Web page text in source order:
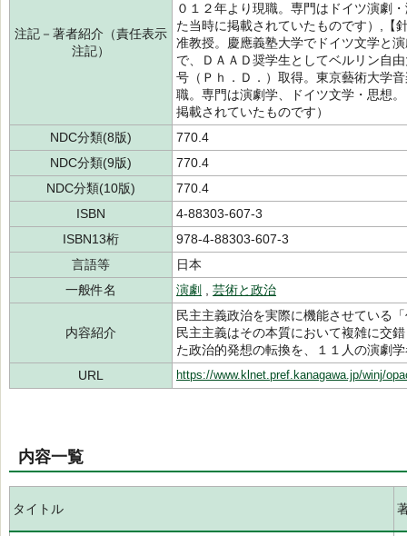
注記－著者紹介（責任表示
注記）
０１２年より現職。専門はドイツ演劇
た当時に掲載されていたものです）,【
准教授。慶應義塾大学でドイツ文学と
で、ＤＡＡＤ奨学生としてベルリン自
号（Ｐｈ．Ｄ．）取得。東京藝術大学
職。専門は演劇学、ドイツ文学・思想
掲載されていたものです）
NDC分類(8版)
770.4
NDC分類(9版)
770.4
NDC分類(10版)
770.4
ISBN
4-88303-607-3
ISBN13桁
978-4-88303-607-3
言語等
日本
一般件名
演劇 芸術と政治
内容紹介
民主主義政治を実際に機能させている
民主主義はその本質において複雑に交
た政治的発想の転換を、１１人の演劇
URL
https://www.klnet.pref.kanagawa.jp/winj/
内容一覧
タイトル